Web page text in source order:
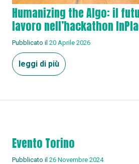
Humanizing the Algo: il
lavoro nell’hackathon
Pubblicato il 20 Aprile 2026
leggi di più
Evento Torino
Pubblicato il 26 Novembre 2024